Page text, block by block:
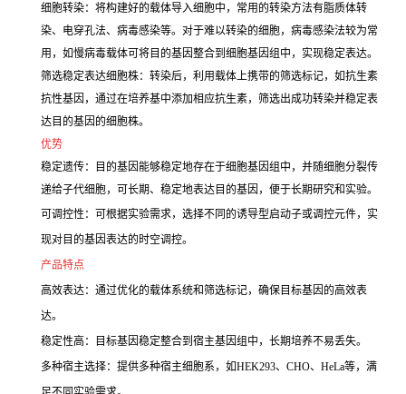
细胞转染：将构建好的载体导入细胞中，常用的转染方法有脂质体转
染、电穿孔法、病毒感染等。对于难以转染的细胞，病毒感染法较为常
用，如慢病毒载体可将目的基因整合到细胞基因组中，实现稳定表达。
筛选稳定表达细胞株：转染后，利用载体上携带的筛选标记，如抗生素
抗性基因，通过在培养基中添加相应抗生素，筛选出成功转染并稳定表
达目的基因的细胞株。
优势
稳定遗传：目的基因能够稳定地存在于细胞基因组中，并随细胞分裂传
递给子代细胞，可长期、稳定地表达目的基因，便于长期研究和实验。
可调控性：可根据实验需求，选择不同的诱导型启动子或调控元件，实
现对目的基因表达的时空调控。
产品特点
高效表达：通过优化的载体系统和筛选标记，确保目标基因的高效表
达。
稳定性高：目标基因稳定整合到宿主基因组中，长期培养不易丢失。
多种宿主选择：提供多种宿主细胞系，如HEK293、CHO、HeLa等，满